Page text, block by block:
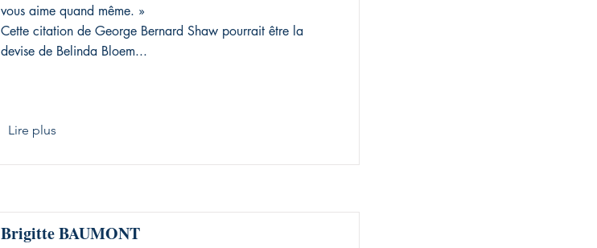
vous aime quand même. »
Cette citation de George Bernard Shaw pourrait être la
devise de Belinda Bloem...
Lire plus
Brigitte BAUMONT